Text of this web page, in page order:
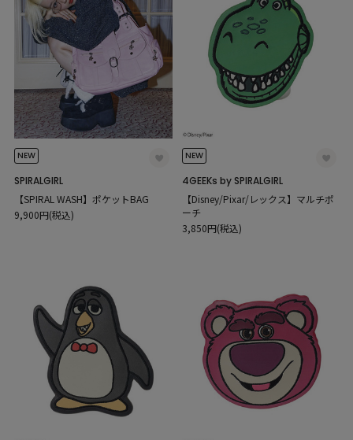
NEW
SPIRALGIRL
【SPIRAL WASH】ポケットBAG
9,900円(税込)
NEW
4GEEKs by SPIRALGIRL
【Disney/Pixar/レックス】マルチポ
ーチ
3,850円(税込)